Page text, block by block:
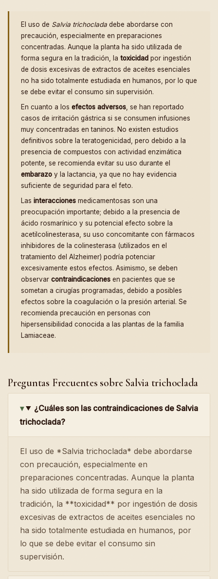
El uso de Salvia trichoclada debe abordarse con
precaución, especialmente en preparaciones
concentradas. Aunque la planta ha sido utilizada de
forma segura en la tradición, la toxicidad por ingestión
de dosis excesivas de extractos de aceites esenciales
no ha sido totalmente estudiada en humanos, por lo que
se debe evitar el consumo sin supervisión.
En cuanto a los efectos adversos , se han reportado
casos de irritación gástrica si se consumen infusiones
muy concentradas en taninos. No existen estudios
definitivos sobre la teratogenicidad, pero debido a la
presencia de compuestos con actividad enzimática
potente, se recomienda evitar su uso durante el
embarazo y la lactancia, ya que no hay evidencia
suficiente de seguridad para el feto.
Las interacciones medicamentosas son una
preocupación importante; debido a la presencia de
ácido rosmarínico y su potencial efecto sobre la
acetilcolinesterasa, su uso concomitante con fármacos
inhibidores de la colinesterasa (utilizados en el
tratamiento del Alzheimer) podría potenciar
excesivamente estos efectos. Asimismo, se deben
observar contraindicaciones en pacientes que se
sometan a cirugías programadas, debido a posibles
efectos sobre la coagulación o la presión arterial. Se
recomienda precaución en personas con
hipersensibilidad conocida a las plantas de la familia
Lamiaceae.
Preguntas Frecuentes sobre Salvia trichoclada
¿Cuáles son las contraindicaciones de Salvia
trichoclada?
El uso de *Salvia trichoclada* debe abordarse
con precaución, especialmente en
preparaciones concentradas. Aunque la planta
ha sido utilizada de forma segura en la
tradición, la **toxicidad** por ingestión de dosis
excesivas de extractos de aceites esenciales no
ha sido totalmente estudiada en humanos, por
lo que se debe evitar el consumo sin
supervisión.